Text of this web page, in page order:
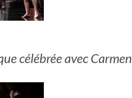
célébrée avec Carmen